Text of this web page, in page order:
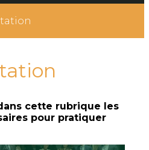
cette rubrique les
pour pratiquer